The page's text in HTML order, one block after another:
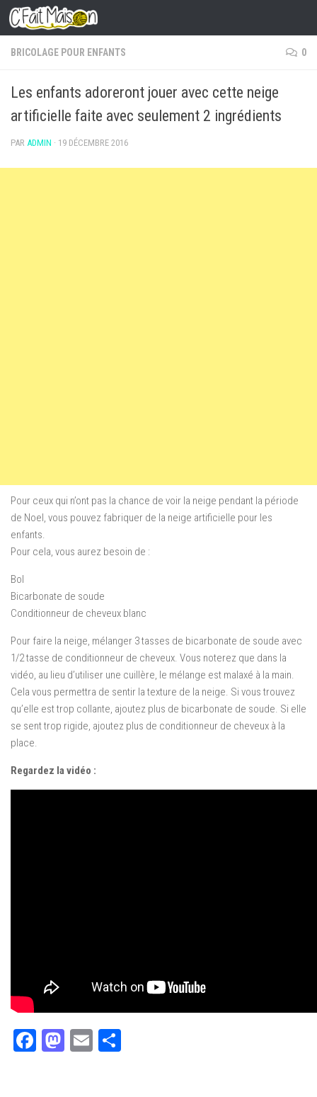
Skip to content
BRICOLAGE POUR ENFANTS 0
Les enfants adoreront jouer avec cette neige
artificielle faite avec seulement 2 ingrédients
PAR ADMIN · 19 DÉCEMBRE 2016
Pour ceux qui n’ont pas la chance de voir la neige pendant la période
de Noel, vous pouvez fabriquer de la neige artificielle pour les
enfants.
Pour cela, vous aurez besoin de :
Bol
Bicarbonate de soude
Conditionneur de cheveux blanc
Pour faire la neige, mélanger 3 tasses de bicarbonate de soude avec
1/2 tasse de conditionneur de cheveux. Vous noterez que dans la
vidéo, au lieu d’utiliser une cuillère, le mélange est malaxé à la main.
Cela vous permettra de sentir la texture de la neige. Si vous trouvez
qu’elle est trop collante, ajoutez plus de bicarbonate de soude. Si elle
se sent trop rigide, ajoutez plus de conditionneur de cheveux à la
place.
Regardez la vidéo :
Facebook
Mastodon
Email